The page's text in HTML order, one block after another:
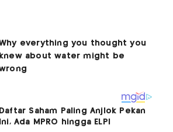
Daftar Saham Paling Anjlok Pekan
Ini, Ada MPRO hingga ELPI